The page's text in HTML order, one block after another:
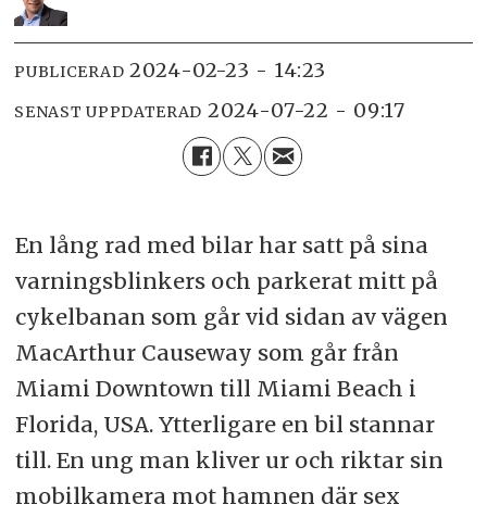
PUBLICERAD 2024-02-23 - 14:23
SENAST UPPDATERAD 2024-07-22 - 09:17
En lång rad med bilar har satt på sina
varningsblinkers och parkerat mitt på
cykelbanan som går vid sidan av vägen
MacArthur Causeway som går från
Miami Downtown till Miami Beach i
Florida, USA. Ytterligare en bil stannar
till. En ung man kliver ur och riktar sin
mobilkamera mot hamnen där sex